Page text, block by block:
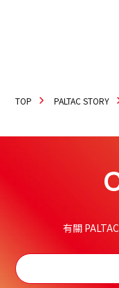
TOP PALTAC STORY
有關